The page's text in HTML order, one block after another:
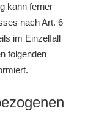
kann ferner
nach Art. 6
im Einzelfall
folgenden